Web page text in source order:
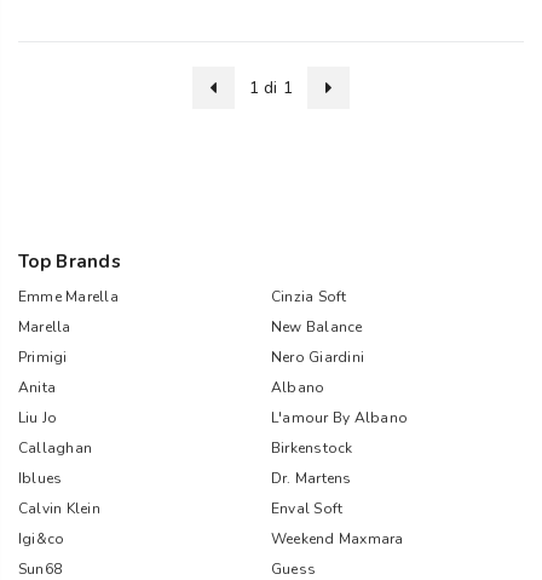
1 di 1
Top Brands
Emme Marella
Cinzia Soft
Marella
New Balance
Primigi
Nero Giardini
Anita
Albano
Liu Jo
L'amour By Albano
Callaghan
Birkenstock
Iblues
Dr. Martens
Calvin Klein
Enval Soft
Igi&co
Weekend Maxmara
Sun68
Guess